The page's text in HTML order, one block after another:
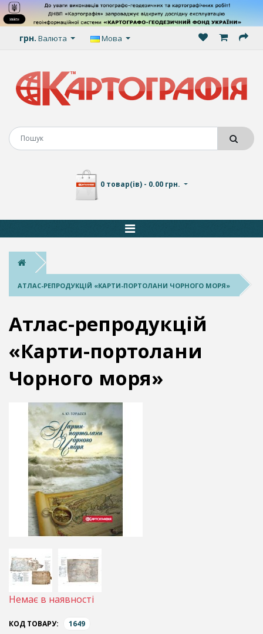
грн. Валюта Мова
0 товар(ів) - 0.00 грн.
АТЛАС-РЕПРОДУКЦІЙ «КАРТИ-ПОРТОЛАНИ ЧОРНОГО МОРЯ»
Атлас-репродукцій
«Карти-портолани
Чорного моря»
Немає в наявності
КОД ТОВАРУ: 1649